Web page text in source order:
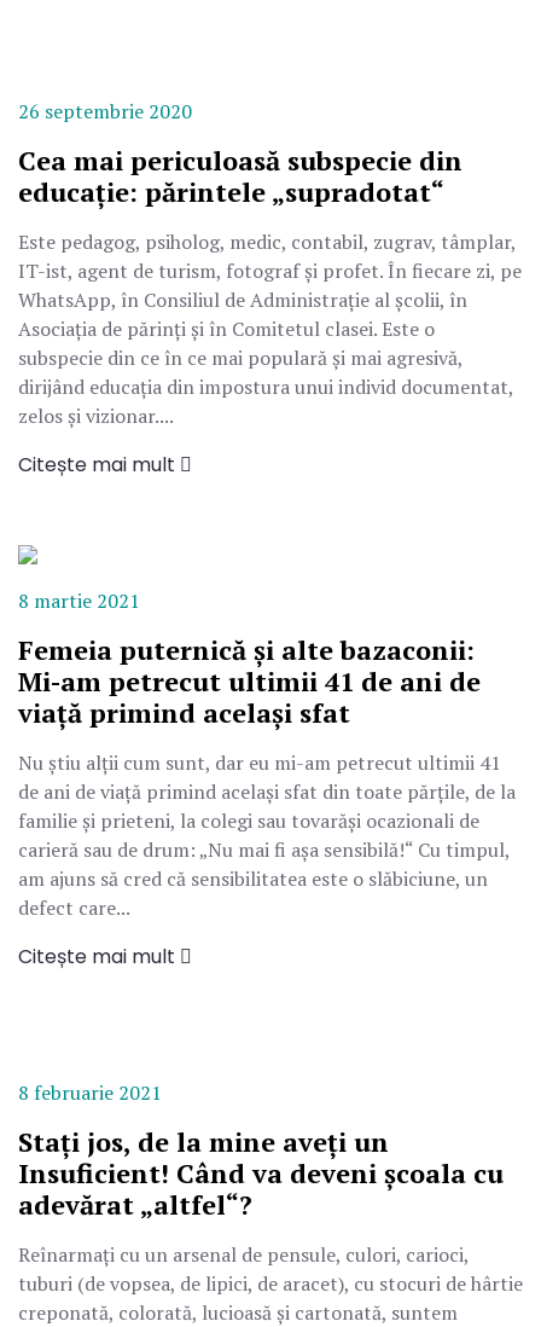
26 septembrie 2020
Cea mai periculoasă subspecie din
educație: părintele „supradotat“
Este pedagog, psiholog, medic, contabil, zugrav, tâmplar,
IT-ist, agent de turism, fotograf și profet. În fiecare zi, pe
WhatsApp, în Consiliul de Administrație al școlii, în
Asociația de părinți și în Comitetul clasei. Este o
subspecie din ce în ce mai populară și mai agresivă,
dirijând educația din impostura unui individ documentat,
zelos și vizionar....
Citește mai mult
8 martie 2021
Femeia puternică și alte bazaconii:
Mi-am petrecut ultimii 41 de ani de
viață primind același sfat
Nu știu alții cum sunt, dar eu mi-am petrecut ultimii 41
de ani de viață primind același sfat din toate părțile, de la
familie și prieteni, la colegi sau tovarăși ocazionali de
carieră sau de drum: „Nu mai fi așa sensibilă!“ Cu timpul,
am ajuns să cred că sensibilitatea este o slăbiciune, un
defect care...
Citește mai mult
8 februarie 2021
Stați jos, de la mine aveți un
Insuficient! Când va deveni școala cu
adevărat „altfel“?
Reînarmați cu un arsenal de pensule, culori, carioci,
tuburi (de vopsea, de lipici, de aracet), cu stocuri de hârtie
creponată, colorată, lucioasă și cartonată, suntem